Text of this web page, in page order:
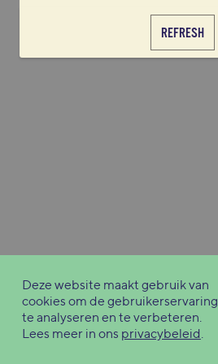
REFRESH
Deze website maakt gebruik van
cookies om de gebruikerservaring
te analyseren en te verbeteren.
Lees meer in ons privacybeleid.